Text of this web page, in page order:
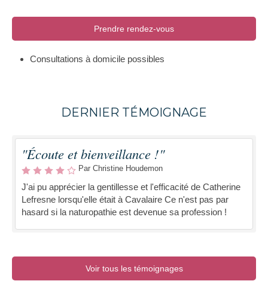
Prendre rendez-vous
Consultations à domicile possibles
DERNIER TÉMOIGNAGE
"Écoute et bienveillance !"
Par Christine Houdemon
J'ai pu apprécier la gentillesse et l'efficacité de Catherine
Lefresne lorsqu'elle était à Cavalaire Ce n'est pas par
hasard si la naturopathie est devenue sa profession !
Voir tous les témoignages